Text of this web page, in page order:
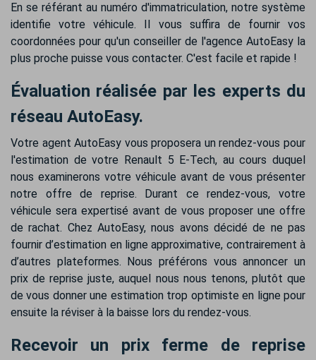
En se référant au numéro d'immatriculation, notre système
identifie votre véhicule. Il vous suffira de fournir vos
coordonnées pour qu'un conseiller de l'agence AutoEasy la
plus proche puisse vous contacter. C'est facile et rapide !
Évaluation réalisée par les experts du
réseau AutoEasy.
Votre agent AutoEasy vous proposera un rendez-vous pour
l'estimation de votre Renault 5 E-Tech, au cours duquel
nous examinerons votre véhicule avant de vous présenter
notre offre de reprise. Durant ce rendez-vous, votre
véhicule sera expertisé avant de vous proposer une offre
de rachat. Chez AutoEasy, nous avons décidé de ne pas
fournir d’estimation en ligne approximative, contrairement à
d’autres plateformes. Nous préférons vous annoncer un
prix de reprise juste, auquel nous nous tenons, plutôt que
de vous donner une estimation trop optimiste en ligne pour
ensuite la réviser à la baisse lors du rendez-vous.
Recevoir un prix ferme de reprise